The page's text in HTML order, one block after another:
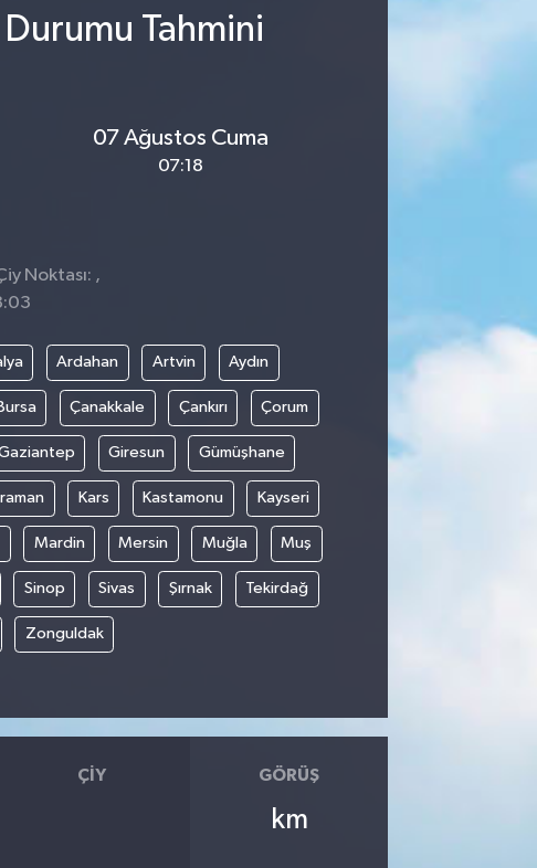
Durumu Tahmini
07 Ağustos Cuma
07:18
Noktası: ,
Ardahan Artvin Aydın
Çanakkale Çankırı Çorum
Giresun Gümüşhane
Kars Kastamonu Kayseri
Mardin Mersin Muğla Muş
Sinop Sivas Şırnak Tekirdağ
Zonguldak
ÇIY GÖRÜŞ
km